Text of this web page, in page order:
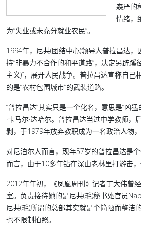
森严的
情绪，
为“失业或未充分就业农民”。
1994年，尼共(团结中心)领导人普拉昌达
持“非暴力不合作的和平道路”，决定另辟蹊
主义)”，展开人民战争。普拉昌达宣称自己
的是“农村包围城市”的武装道路。
“普拉昌达”其实只是一个化名，意思是“凶
·卡马尔·达哈尔。普拉昌达当过中学教师，
剥，于1979年放弃教职成为一名政治人物，
对尼泊尔人而言，现年57岁的普拉昌达是
而言，由于10多年钻在深山老林里打游击，
2012年年初，《凤凰周刊》记者丁大伟曾
室。负责接待她的是尼共(毛)秘书处官员
尼共(毛)所谓的总部其实就是个简陋而整洁
也不限制拍照。